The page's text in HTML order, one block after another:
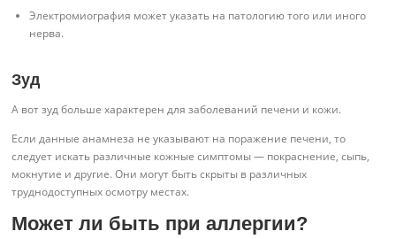
Электромиография может указать на патологию того или иного
нерва.
Зуд
А вот зуд больше характерен для заболеваний печени и кожи.
Если данные анамнеза не указывают на поражение печени, то
следует искать различные кожные симптомы — покраснение, сыпь,
мокнутие и другие. Они могут быть скрыты в различных
труднодоступных осмотру местах.
Может ли быть при аллергии?